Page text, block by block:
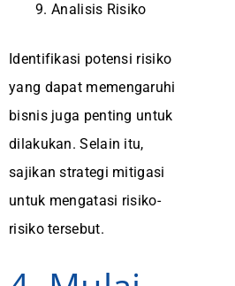
Analisis Risiko
Identifikasi potensi risiko
yang dapat memengaruhi
bisnis juga penting untuk
dilakukan. Selain itu,
sajikan strategi mitigasi
untuk mengatasi risiko-
risiko tersebut.